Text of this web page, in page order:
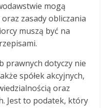
mogą
zasady obliczania
muszą być na
prawnych dotyczy nie
spółek akcyjnych,
oraz
Jest to podatek, który